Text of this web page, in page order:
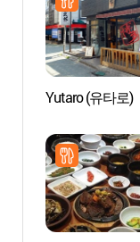
Yutaro (유타로)